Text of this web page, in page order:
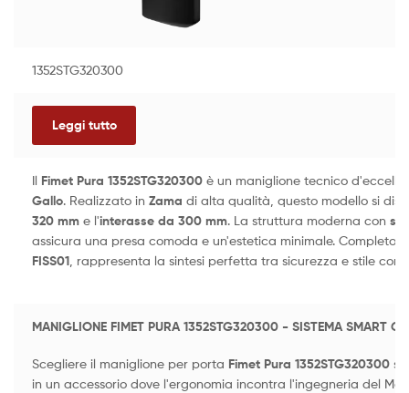
1352STG320300
Leggi tutto
Il Fimet Pura 1352STG320300è un maniglione tecnico
Gallo. Realizzato in Zama di alta qualità, questo modello si
320 mme l'interasse da 300 mm. La struttura moderna con
assicura una presa comoda e un'estetica minimale. Completo
FISS01, rappresenta la sintesi perfetta tra sicurezza e stile
MANIGLIONE FIMET PURA 1352STG320300 - SISTEMA SMART
Scegliere il maniglione per porta Fimet Pura 1352STG320300
in un accessorio dove l'ergonomia incontra l'ingegneria del